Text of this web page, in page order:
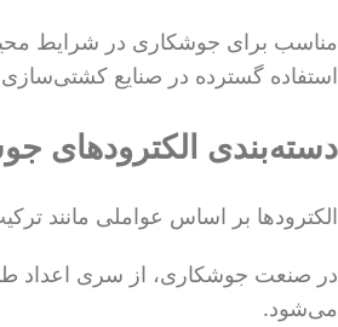
مناسب برای جوشکاری در شرایط
استفاده گسترده در صنایع
دسته‌بندی الکترودهای
الکترودها بر اساس عواملی مانند
می‌شود.